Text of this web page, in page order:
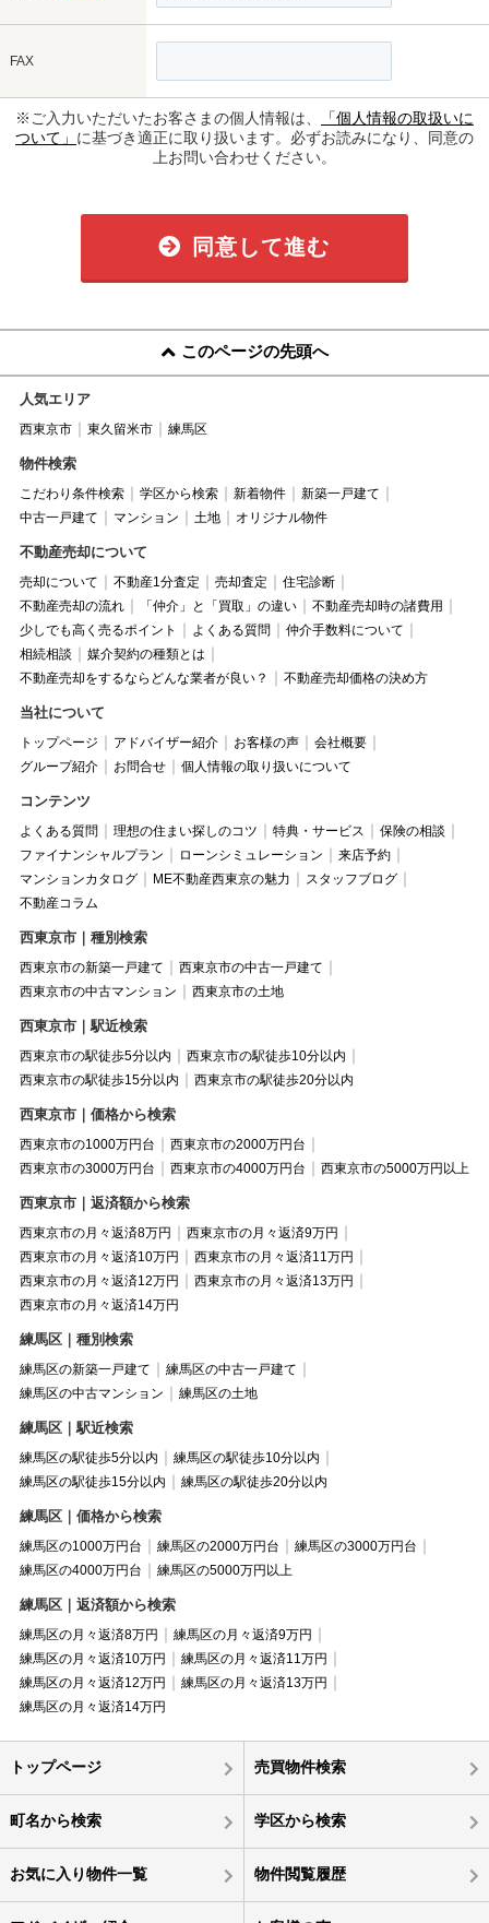
FAX
※ご入力いただいたお客さまの個人情報は、
「個人情報の取扱いに
ついて」 に基づき適正に取り扱います。必ずお読みになり、同意の
上お問い合わせください。
同意して進む
このページの先頭へ
人気エリア
西東京市 東久留米市 練馬区
物件検索
こだわり条件検索 学区から検索 新着物件
新築一戸建て
中古一戸建て
マンション 土地 オリジナル物件
不動産売却について
売却について 不動産1分査定 売却査定
住宅診断
不動産売却の流れ
「仲介」と「買取」の違い
不動産売却時の諸費用
少しでも高く売るポイント
よくある質問
仲介手数料について
相続相談
媒介契約の種類とは
不動産売却をするならどんな業者が良い？
不動産売却価格の決め方
当社について
トップページ アドバイザー紹介 お客様の声
会社概要
グループ紹介
お問合せ 個人情報の取り扱いについて
コンテンツ
よくある質問 理想の住まい探しのコツ 特典・サービス
保険の相談
ファイナンシャルプラン
ローンシミュレーション
来店予約
マンションカタログ
ME不動産西東京の魅力
スタッフブログ
不動産コラム
西東京市｜種別検索
西東京市の新築一戸建て
西東京市の中古一戸建て
西東京市の中古マンション
西東京市の土地
西東京市｜駅近検索
西東京市の駅徒歩5分以内
西東京市の駅徒歩10分以内
西東京市の駅徒歩15分以内
西東京市の駅徒歩20分以内
西東京市｜価格から検索
西東京市の1000万円台
西東京市の2000万円台
西東京市の3000万円台
西東京市の4000万円台 西東京市の5000万円以上
西東京市｜返済額から検索
西東京市の月々返済8万円
西東京市の月々返済9万円
西東京市の月々返済10万円
西東京市の月々返済11万円
西東京市の月々返済12万円
西東京市の月々返済13万円
西東京市の月々返済14万円
練馬区｜種別検索
練馬区の新築一戸建て
練馬区の中古一戸建て
練馬区の中古マンション
練馬区の土地
練馬区｜駅近検索
練馬区の駅徒歩5分以内
練馬区の駅徒歩10分以内
練馬区の駅徒歩15分以内
練馬区の駅徒歩20分以内
練馬区｜価格から検索
練馬区の1000万円台 練馬区の2000万円台
練馬区の3000万円台
練馬区の4000万円台
練馬区の5000万円以上
練馬区｜返済額から検索
練馬区の月々返済8万円
練馬区の月々返済9万円
練馬区の月々返済10万円
練馬区の月々返済11万円
練馬区の月々返済12万円
練馬区の月々返済13万円
練馬区の月々返済14万円
トップページ 売買物件検索
町名から検索 学区から検索
お気に入り物件一覧 物件閲覧履歴